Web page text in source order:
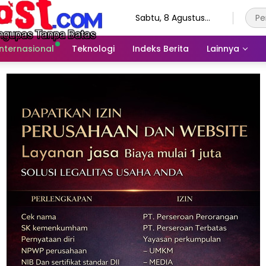
Sabtu, 8 Agustus
Teknologi Indeks Berita Lainnya